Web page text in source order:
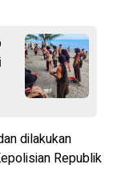
dilakukan
Republik